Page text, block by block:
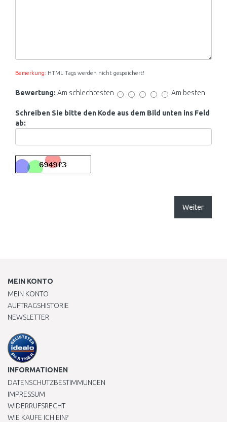
Bemerkung: HTML Tags werden nicht gespeichert!
Bewertung: Am schlechtesten Am besten
Schreiben Sie bitte den Kode aus dem Bild unten ins Feld
ab:
Weiter
MEIN KONTO
MEIN KONTO
AUFTRAGSHISTORIE
NEWSLETTER
INFORMATIONEN
DATENSCHUTZBESTIMMUNGEN
IMPRESSUM
WIDERRUFSRECHT
WIE KAUFE ICH EIN?